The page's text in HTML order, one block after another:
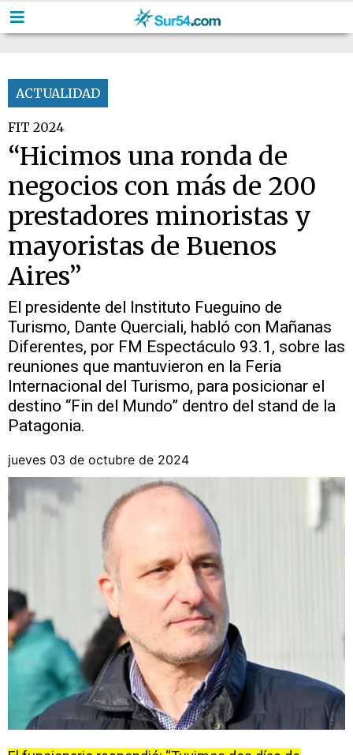
ACTUALIDAD
FIT 2024
“Hicimos una ronda de
negocios con más de 200
prestadores minoristas y
mayoristas de Buenos
Aires”
El presidente del Instituto Fueguino de
Turismo, Dante Querciali, habló con Mañanas
Diferentes, por FM Espectáculo 93.1, sobre las
reuniones que mantuvieron en la Feria
Internacional del Turismo, para posicionar el
destino “Fin del Mundo” dentro del stand de la
Patagonia.
jueves 03 de octubre de 2024